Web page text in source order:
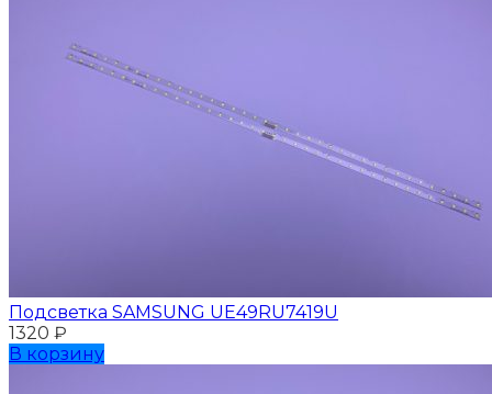
Подсветка SAMSUNG UЕ49RU7419U
1320 ₽
В корзину